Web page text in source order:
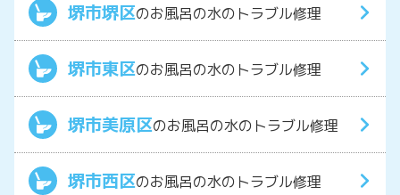
堺市堺区のお風呂の水のトラブル修理
堺市東区のお風呂の水のトラブル修理
堺市美原区のお風呂の水のトラブル修理
堺市西区のお風呂の水のトラブル修理